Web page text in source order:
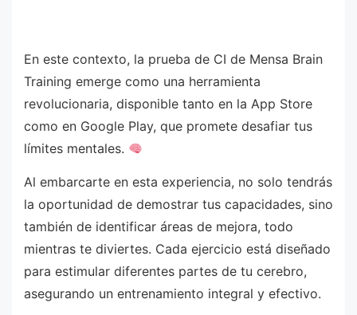
En este contexto, la prueba de CI de Mensa Brain
Training emerge como una herramienta
revolucionaria, disponible tanto en la App Store
como en Google Play, que promete desafiar tus
límites mentales.
Al embarcarte en esta experiencia, no solo tendrás
la oportunidad de demostrar tus capacidades, sino
también de identificar áreas de mejora, todo
mientras te diviertes. Cada ejercicio está diseñado
para estimular diferentes partes de tu cerebro,
asegurando un entrenamiento integral y efectivo.